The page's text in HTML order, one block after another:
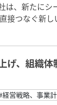
は、新たに
接つなぐ新し
、組織
経営戦略、事業